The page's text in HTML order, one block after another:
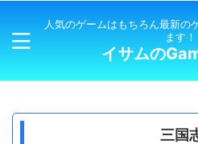
人気のゲームはもちろん最新の
ます！
イサムの
三国